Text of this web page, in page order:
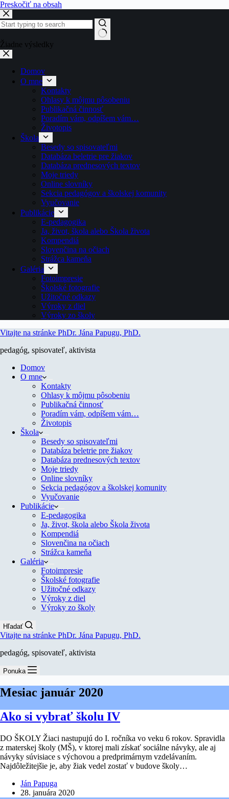
Preskočiť na obsah
Žiadne výsledky
Domov
O mne
Kontakty
Ohlasy k môjmu pôsobeniu
Publikačná činnosť
Poradím vám, odpíšem vám…
Životopis
Škola
Besedy so spisovateľmi
Databáza beletrie pre žiakov
Databáza prednesových textov
Moje triedy
Online slovníky
Sekcia pedagógov a školskej komunity
Vyučovanie
Publikácie
E-pedagogika
Ja, život, škola alebo Škola života
Kompendiá
Slovenčina na očiach
Strážca kameňa
Galéria
Fotoimpresie
Školské fotografie
Užitočné odkazy
Výroky z diel
Výroky zo školy
Vitajte na stránke PhDr. Jána Papugu, PhD.
pedagóg, spisovateľ, aktivista
Domov
O mne
Kontakty
Ohlasy k môjmu pôsobeniu
Publikačná činnosť
Poradím vám, odpíšem vám…
Životopis
Škola
Besedy so spisovateľmi
Databáza beletrie pre žiakov
Databáza prednesových textov
Moje triedy
Online slovníky
Sekcia pedagógov a školskej komunity
Vyučovanie
Publikácie
E-pedagogika
Ja, život, škola alebo Škola života
Kompendiá
Slovenčina na očiach
Strážca kameňa
Galéria
Fotoimpresie
Školské fotografie
Užitočné odkazy
Výroky z diel
Výroky zo školy
Hľadať
Vitajte na stránke PhDr. Jána Papugu, PhD.
pedagóg, spisovateľ, aktivista
Ponuka
Mesiac január 2020
Ako si vybrať školu IV
DO ŠKOLY Žiaci nastupujú do I. ročníka vo veku 6 rokov. Spravidla
z materskej školy (MŠ), v ktorej mali získať sociálne návyky, ale aj
návyky súvisiace s výchovou a predprimárnym vzdelávaním.
Najdôležitejšie je, aby žiak vedel zostať v budove školy…
Ján Papuga
28. januára 2020